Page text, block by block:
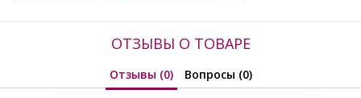
ОТЗЫВЫ О ТОВАРЕ
Отзывы (0) Вопросы (0)